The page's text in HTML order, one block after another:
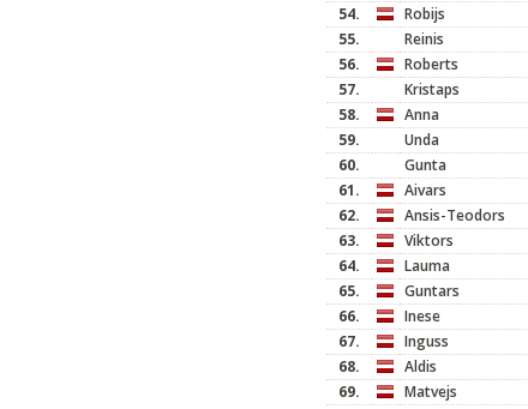
54.
Robijs
55.
Reinis
56.
Roberts
57.
Kristaps
58.
Anna
59.
Unda
60.
Gunta
61.
Aivars
62.
Ansis-Teodors
63.
Viktors
64.
Lauma
65.
Guntars
66.
Inese
67.
Inguss
68.
Aldis
69.
Matvejs